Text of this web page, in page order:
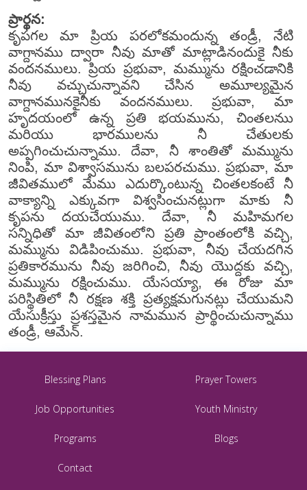
ప్రార్థన:
కృపగల మా ప్రియ పరలోకమందున్న తండ్రీ, నేటి
వాగ్దానము ద్వారా నీవు మాతో మాట్లాడినందుకై నీకు
వందనములు. ప్రియ ప్రభువా, మమ్మును రక్షించడానికి
నీవు వచ్చుచున్నావని చేసిన అమూల్యమైన
వాగ్దానమునకైనీకు వందనములు. ప్రభువా, మా
హృదయంలో ఉన్న ప్రతి భయమును, చింతలనుు
మరియు భారములను నీ చేతులకు
అప్పగించుచున్నాము. దేవా, నీ శాంతితో మమ్మును
నింపి, మా విశ్వాసమును బలపరచుము. ప్రభువా, మా
జీవితములో మేము ఎదుర్కొంటున్న చింతలకంటే నీ
వాక్యాన్ని ఎక్కువగా విశ్వసించునట్లుగా మాకు నీ
కృపను దయచేయుము. దేవా, నీ మహిమగల
సన్నిధితో మా జీవితంలోని ప్రతి ప్రాంతంలోకి వచ్చి,
మమ్మును విడిపించుము. ప్రభువా, నీవు చేయదగిన
ప్రతికారమును నీవు జరిగించి, నీవు యొద్దకు వచ్చి,
మమ్మును రక్షించుము. యేసయ్యా, ఈ రోజు మా
పరిస్థితిలో నీ రక్షణ శక్తి ప్రత్యక్షమగునట్లు చేయుమని
యేసుక్రీస్తు ప్రశస్తమైన నామమున ప్రార్థించుచున్నాము
తండ్రీ, ఆమేన్.
Blessing Plans Prayer Towers
Job Opportunities Youth Ministry
Programs Blogs
Contact